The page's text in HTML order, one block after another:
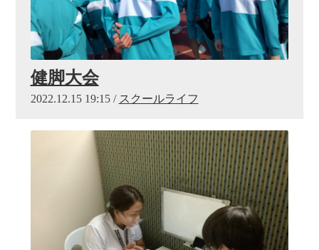
健脚大会
2022.12.15 19:15 / スクールライフ